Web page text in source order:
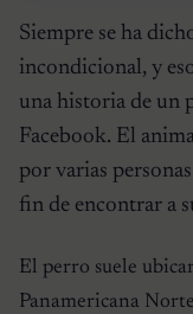
Siempre se ha
incondicional, y
una historia de un
Facebook. El
por varias
fin de encontrar a
El perro suele
Panamericana